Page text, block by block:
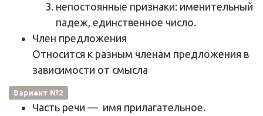
непостоянные признаки: именительный
падеж, единственное число.
Член предложения
Относится к разным членам предложения в
зависимости от смысла
Вариант №2
Часть речи — имя прилагательное.